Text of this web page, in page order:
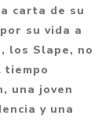
carta de su
su vida a
los Slape, no
tiempo
una joven
y una